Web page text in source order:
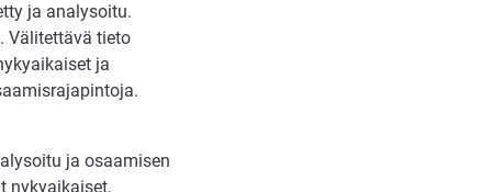
ja analysoitu.
Välitettävä tieto
ja
ja osaamisen
nykyaikaiset,